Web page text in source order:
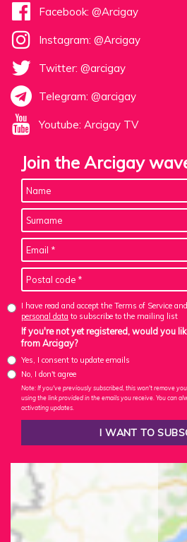
Facebook: @Arcigay
Instagram: @Arcigay
Twitter: @arcigay
Telegram: @arcigay
Youtube: Arcigay TV
Join the Arcigay
I have read and accept the Terms of Service
personal data to subscribe to the mailing list
If you're not yet registered, would you
from Arcigay?
Yes, I consent to update emails
No, I don't agree
Note: If you've previously subscribed, this won't remove
using the link provided in the emails you receive. You can
activating updates.